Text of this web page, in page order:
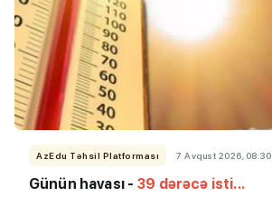
AzEdu Təhsil Platforması 7 Avqust 2026, 08:30
Günün havası - 39 dərəcə isti...